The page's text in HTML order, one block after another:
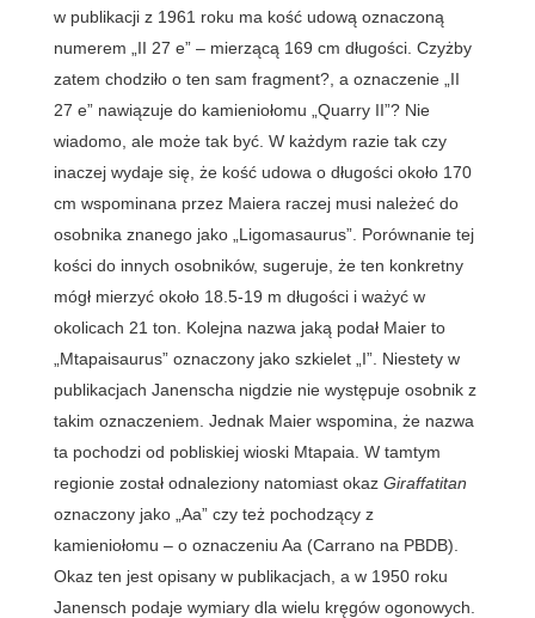
w publikacji z 1961 roku ma kość udową oznaczoną
numerem „II 27 e” – mierzącą 169 cm długości. Czyżby
zatem chodziło o ten sam fragment?, a oznaczenie „II
27 e” nawiązuje do kamieniołomu „Quarry II”? Nie
wiadomo, ale może tak być. W każdym razie tak czy
inaczej wydaje się, że kość udowa o długości około 170
cm wspominana przez Maiera raczej musi należeć do
osobnika znanego jako „Ligomasaurus”. Porównanie tej
kości do innych osobników, sugeruje, że ten konkretny
mógł mierzyć około 18.5-19 m długości i ważyć w
okolicach 21 ton. Kolejna nazwa jaką podał Maier to
„Mtapaisaurus” oznaczony jako szkielet „I”. Niestety w
publikacjach Janenscha nigdzie nie występuje osobnik z
takim oznaczeniem. Jednak Maier wspomina, że nazwa
ta pochodzi od pobliskiej wioski Mtapaia. W tamtym
regionie został odnaleziony natomiast okaz Giraffatitan
oznaczony jako „Aa” czy też pochodzący z
kamieniołomu – o oznaczeniu Aa (Carrano na PBDB).
Okaz ten jest opisany w publikacjach, a w 1950 roku
Janensch podaje wymiary dla wielu kręgów ogonowych.